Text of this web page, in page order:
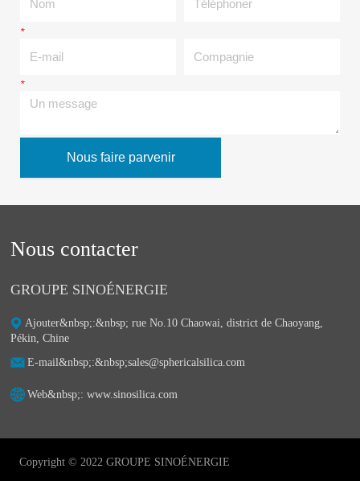
*E-mail
*Un message
Nous faire parvenir
Nous contacter
GROUPE SINOÉNERGIE
Ajouter&nbsp;:&nbsp;ㅤ rue No.10 Chaowai, district de Chaoyang,
Pékin, Chine
E-mail&nbsp;:&nbsp;ㅤsales@sphericalsilica.com
Web&nbsp;: ㅤwww.sinosilica.com
Copyright © 2022 GROUPE SINOÉNERGIE